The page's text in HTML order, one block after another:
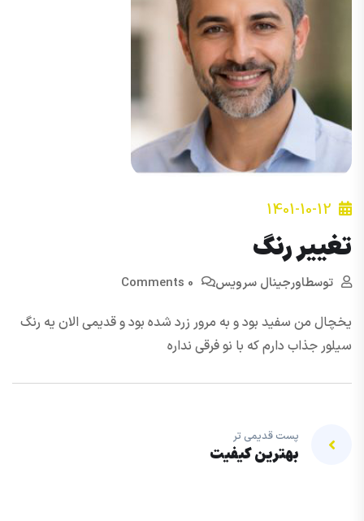
1401-10-12
تغییر رنگ
توسطاورجینال سرویس 0 Comments
یخچال من سفید بود و به مرور زرد شده بود و قدیمی الان یه رنگ
سیلور جذاب دارم که با نو فرقی نداره
پست قدیمی تر
بهترین کیفیت